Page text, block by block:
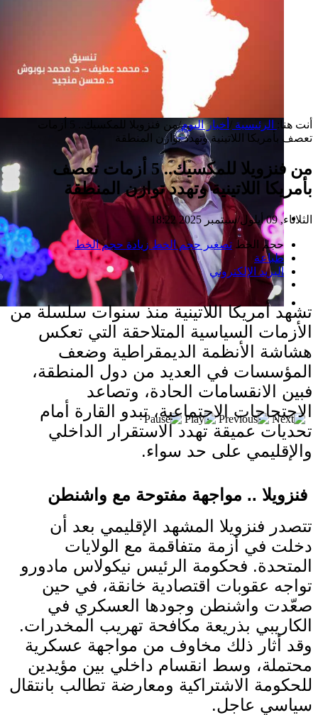
إصدار جديد
بعد خطف مادورو وحصار كوبا.. ماذا ستفعل
واشنطن بأورتيغا؟
أنت هنا: الرئيسية أخبار اليوم/
تعصف بأمريكا اللاتينية وتهدد توازن المنطقة
من فنزويلا للمكسيك.. 5 أزمات تعصف
بأمريكا اللاتينية وتهدد توازن المنطقة
الثلاثاء, 09 أيلول/سبتمبر 2025 18:22
حجم الخط تصغير حجم الخط زيادة حجم الخط
طباعة
البريد الإلكتروني
تشهد أمريكا اللاتينية منذ سنوات سلسلة من
الأزمات السياسية المتلاحقة التي تعكس
هشاشة الأنظمة الديمقراطية وضعف
المؤسسات في العديد من دول المنطقة،
فبين الانقسامات الحادة، وتصاعد
الاحتجاجات الاجتماعية، تبدو القارة أمام
تحديات عميقة تهدد الاستقرار الداخلي
والإقليمي على حد سواء.
فنزويلا .. مواجهة مفتوحة مع واشنطن
تتصدر فنزويلا المشهد الإقليمي بعد أن
دخلت في أزمة متفاقمة مع الولايات
المتحدة. فحكومة الرئيس نيكولاس مادورو
تواجه عقوبات اقتصادية خانقة، في حين
صعّدت واشنطن وجودها العسكري في
الكاريبي بذريعة مكافحة تهريب المخدرات.
وقد أثار ذلك مخاوف من مواجهة عسكرية
محتملة، وسط انقسام داخلي بين مؤيدين
للحكومة الاشتراكية ومعارضة تطالب بانتقال
سياسي عاجل.